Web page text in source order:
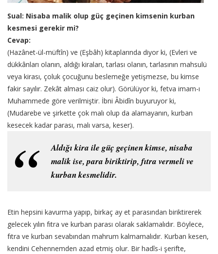
Sual: Nisaba malik olup güç geçinen kimsenin kurban
kesmesi gerekir mi?
Cevap:
(Hazânet-ül-müftîn) ve (Eşbâh) kitaplarında diyor ki, (Evleri ve
dükkânları olanın, aldığı kiraları, tarlası olanın, tarlasının mahsulü
veya kirası, çoluk çocuğunu beslemeğe yetişmezse, bu kimse
fakir sayılır. Zekât alması caiz olur). Görülüyor ki, fetva imam-ı
Muhammede göre verilmiştir. İbni Âbidîn buyuruyor ki,
(Mudarebe ve şirkette çok malı olup da alamayanın, kurban
kesecek kadar parası, malı varsa, keser).
Aldığı kira ile güç geçinen kimse, nisaba
malik ise, para biriktirip, fıtra vermeli ve
kurban kesmelidir.
Etin hepsini kavurma yapıp, birkaç ay et parasından biriktirerek
gelecek yılın fıtra ve kurban parası olarak saklamalıdır. Böylece,
fıtra ve kurban sevabından mahrum kalmamalıdır. Kurban kesen,
kendini Cehennemden azad etmiş olur. Bir hadîs-i şerifte,